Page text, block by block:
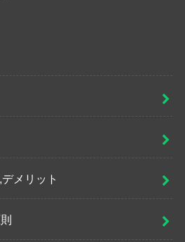
メリット